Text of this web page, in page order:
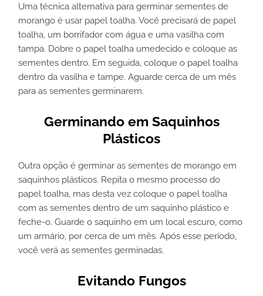
Uma técnica alternativa para germinar sementes de
morango é usar papel toalha. Você precisará de papel
toalha, um borrifador com água e uma vasilha com
tampa. Dobre o papel toalha umedecido e coloque as
sementes dentro. Em seguida, coloque o papel toalha
dentro da vasilha e tampe. Aguarde cerca de um mês
para as sementes germinarem.
Germinando em Saquinhos
Plásticos
Outra opção é germinar as sementes de morango em
saquinhos plásticos. Repita o mesmo processo do
papel toalha, mas desta vez coloque o papel toalha
com as sementes dentro de um saquinho plástico e
feche-o. Guarde o saquinho em um local escuro, como
um armário, por cerca de um mês. Após esse período,
você verá as sementes germinadas.
Evitando Fungos